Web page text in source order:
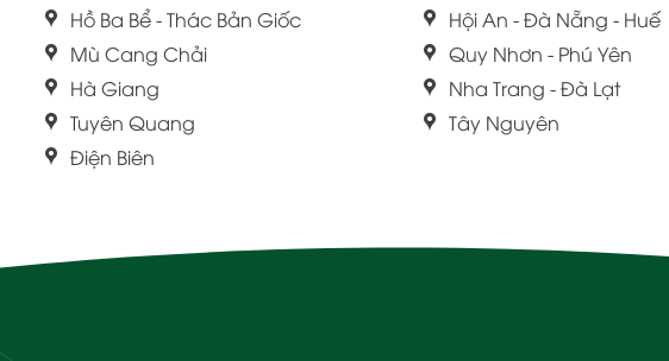
Hồ Ba Bể - Thác Bản Giốc
Mù Cang Chải
Hà Giang
Tuyên Quang
Điện Biên
Hội An - Đà Nẵng - Huế
Quy Nhơn - Phú Yên
Nha Trang - Đà Lạt
Tây Nguyên